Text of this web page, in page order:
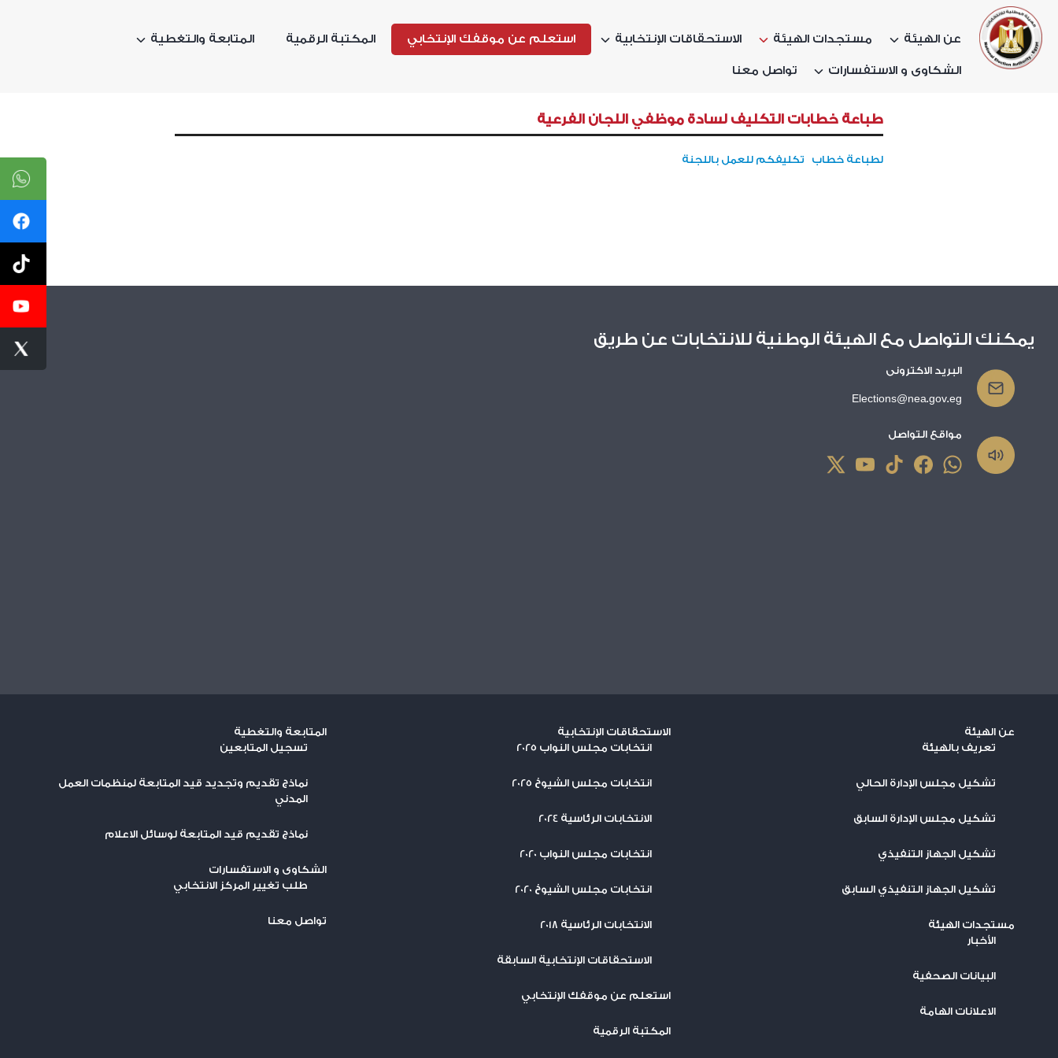
عن الهيئة مستجدات الهيئة الاستحقاقات الإنتخابية استعلم عن موقفك الإنتخابي المكتبة الرقمية المتابعة والتغطية
الشكاوى و الاستفسارات تواصل معنا
طباعة خطابات التكليف لسادة موظفي اللجان الفرعية
لطباعة خطاب تكليفكم للعمل باللجنة
يمكنك التواصل مع الهيئة الوطنية للانتخابات عن طريق
البريد الاكترونى
Elections@nea.gov.eg
مواقع التواصل
عن الهيئة
تعريف بالهيئة
تشكيل مجلس الإدارة الحالي
تشكيل مجلس الإدارة السابق
تشكيل الجهاز التنفيذي
تشكيل الجهاز التنفيذي السابق
مستجدات الهيئة
اﻷخبار
البيانات الصحفية
الاعلانات الهامة
الاستحقاقات الإنتخابية
انتخابات مجلس النواب 2025
انتخابات مجلس الشيوخ 2025
الانتخابات الرئاسية 2024
انتخابات مجلس النواب 2020
انتخابات مجلس الشيوخ 2020
الانتخابات الرئاسية 2018
الاستحقاقات الإنتخابية السابقة
استعلم عن موقفك الإنتخابي
المكتبة الرقمية
المتابعة والتغطية
تسجيل المتابعين
نماذج تقديم وتجديد قيد المتابعة لمنظمات العمل
المدني
نماذج تقديم قيد المتابعة لوسائل الاعلام
الشكاوى و الاستفسارات
طلب تغيير المركز الانتخابي
تواصل معنا